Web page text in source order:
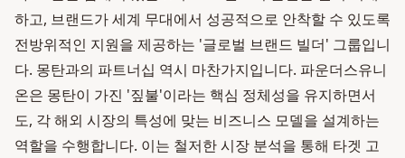
하고, 브랜드가 세계 무대에서 성공적으로 안착할 수 있도록
전방위적인 지원을 제공하는 '글로벌 브랜드 빌더' 그룹입니
다. 몽탄과의 파트너십 역시 마찬가지입니다. 파운더스유니
온은 몽탄이 가진 '짚불'이라는 핵심 정체성을 유지하면서
도, 각 해외 시장의 특성에 맞는 비즈니스 모델을 설계하는
역할을 수행합니다. 이는 철저한 시장 분석을 통해 타겟 고